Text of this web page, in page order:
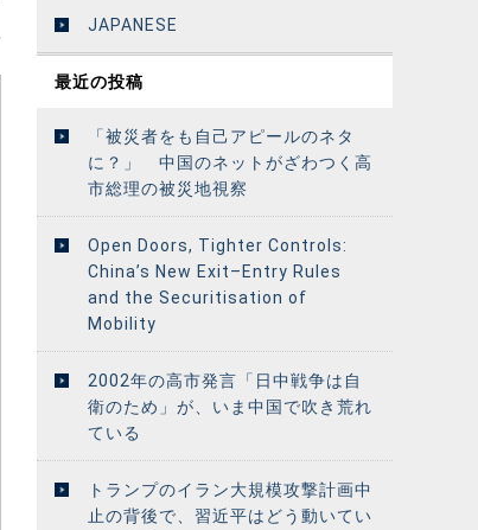
JAPANESE
最近の投稿
「被災者をも自己アピールのネタ
に？」 中国のネットがざわつく高
市総理の被災地視察
Open Doors, Tighter Controls:
China’s New Exit–Entry Rules
and the Securitisation of
Mobility
2002年の高市発言「日中戦争は自
衛のため」が、いま中国で吹き荒れ
ている
トランプのイラン大規模攻撃計画中
止の背後で、習近平はどう動いてい